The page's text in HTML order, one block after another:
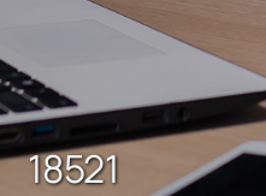
18521